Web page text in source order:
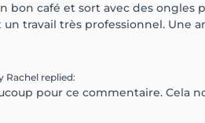
bon café et sort avec des ongles
un travail très professionnel.
Rachel replied:
pour ce commentaire. Cela